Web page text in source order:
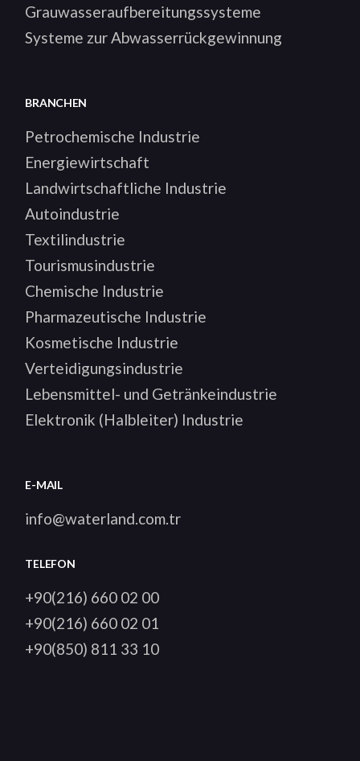
Grauwasseraufbereitungssysteme
Systeme zur Abwasserrückgewinnung
BRANCHEN
Petrochemische Industrie
Energiewirtschaft
Landwirtschaftliche Industrie
Autoindustrie
Textilindustrie
Tourismusindustrie
Chemische Industrie
Pharmazeutische Industrie
Kosmetische Industrie
Verteidigungsindustrie
Lebensmittel- und Getränkeindustrie
Elektronik (Halbleiter) Industrie
E-MAIL
info@waterland.com.tr
TELEFON
+90(216) 660 02 00
+90(216) 660 02 01
+90(850) 811 33 10